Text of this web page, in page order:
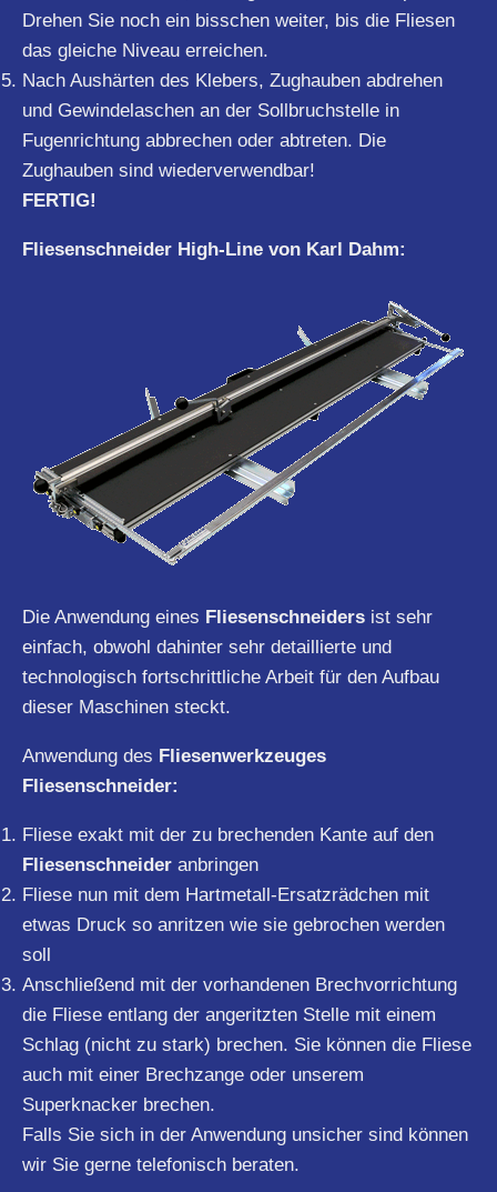
Drehen Sie noch ein bisschen weiter, bis die Fliesen
das gleiche Niveau erreichen.
Nach Aushärten des Klebers, Zughauben abdrehen
und Gewindelaschen an der Sollbruchstelle in
Fugenrichtung abbrechen oder abtreten. Die
Zughauben sind wiederverwendbar!
FERTIG!
Fliesenschneider High-Line von Karl Dahm:
Die Anwendung eines Fliesenschneiders ist sehr
einfach, obwohl dahinter sehr detaillierte und
technologisch fortschrittliche Arbeit für den Aufbau
dieser Maschinen steckt.
Anwendung des Fliesenwerkzeuges
Fliesenschneider:
Fliese exakt mit der zu brechenden Kante auf den
Fliesenschneider anbringen
Fliese nun mit dem Hartmetall-Ersatzrädchen mit
etwas Druck so anritzen wie sie gebrochen werden
soll
Anschließend mit der vorhandenen Brechvorrichtung
die Fliese entlang der angeritzten Stelle mit einem
Schlag (nicht zu stark) brechen. Sie können die Fliese
auch mit einer Brechzange oder unserem
Superknacker brechen.
Falls Sie sich in der Anwendung unsicher sind können
wir Sie gerne telefonisch beraten.